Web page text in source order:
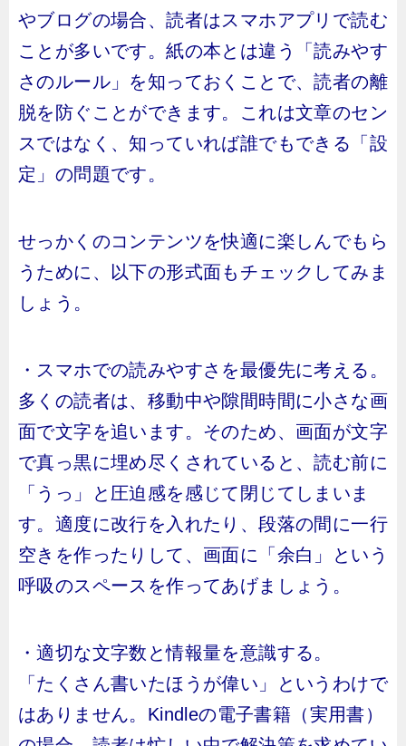
やブログの場合、読者はスマホアプリで読む
ことが多いです。紙の本とは違う「読みやす
さのルール」を知っておくことで、読者の離
脱を防ぐことができます。これは文章のセン
スではなく、知っていれば誰でもできる「設
定」の問題です。
せっかくのコンテンツを快適に楽しんでもら
うために、以下の形式面もチェックしてみま
しょう。
・スマホでの読みやすさを最優先に考える。
多くの読者は、移動中や隙間時間に小さな画
面で文字を追います。そのため、画面が文字
で真っ黒に埋め尽くされていると、読む前に
「うっ」と圧迫感を感じて閉じてしまいま
す。適度に改行を入れたり、段落の間に一行
空きを作ったりして、画面に「余白」という
呼吸のスペースを作ってあげましょう。
・適切な文字数と情報量を意識する。
「たくさん書いたほうが偉い」というわけで
はありません。Kindleの電子書籍（実用書）